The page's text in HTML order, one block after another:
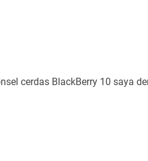
cerdas BlackBerry 10 saya